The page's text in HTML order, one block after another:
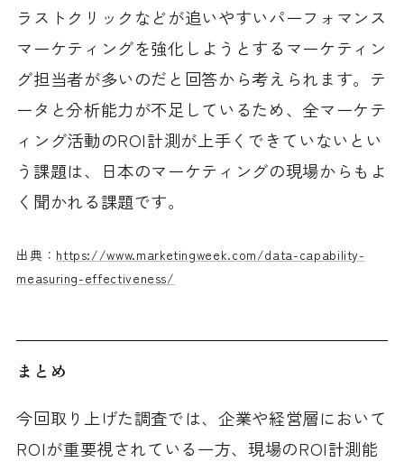
ラストクリックなどが追いやすいパーフォマンス
マーケティングを強化しようとするマーケティン
グ担当者が多いのだと回答から考えられます。テ
ータと分析能力が不足しているため、全マーケテ
ィング活動のROI計測が上手くできていないとい
う課題は、日本のマーケティングの現場からもよ
く聞かれる課題です。
出典： https://www.marketingweek.com/data-capability-
measuring-effectiveness/
まとめ
今回取り上げた調査では、企業や経営層において
ROIが重要視されている一方、現場のROI計測能